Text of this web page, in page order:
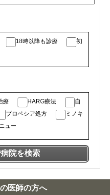
18時以降も診療
初
療 HARG療法
自
プロペシア処方
ミノキ
ュー
医師の方へ